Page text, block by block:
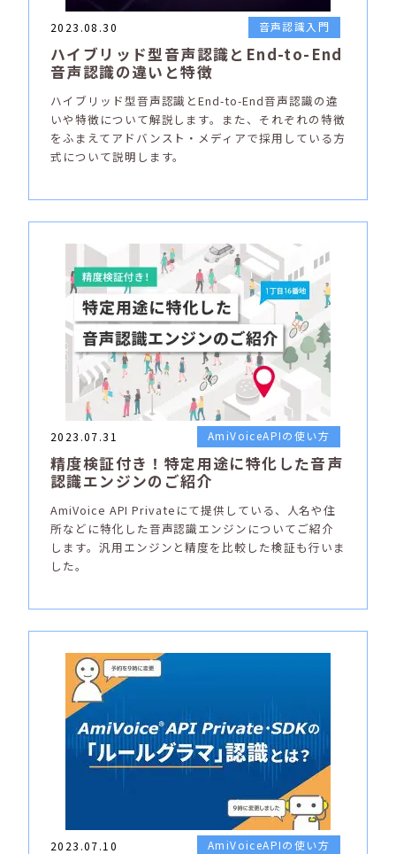
2023.08.30 音声認識入門
ハイブリッド型音声認識とEnd-to-End
音声認識の違いと特徴
ハイブリッド型音声認識とEnd-to-End音声認識の違
いや特徴について解説します。また、それぞれの特徴
をふまえてアドバンスト・メディアで採用している方
式について説明します。
2023.07.31 AmiVoiceAPIの使い方
精度検証付き！特定用途に特化した音声
認識エンジンのご紹介
AmiVoice API Privateにて提供している、人名や住
所などに特化した音声認識エンジンについてご紹介
します。汎用エンジンと精度を比較した検証も行いま
した。
2023.07.10 AmiVoiceAPIの使い方